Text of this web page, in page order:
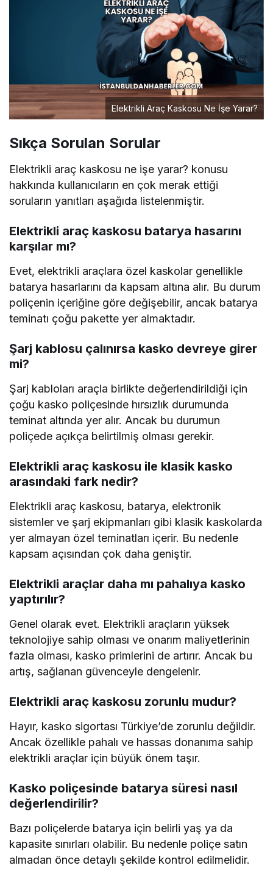
Elektrikli Araç Kaskosu Ne İşe Yarar?
Sıkça Sorulan Sorular
Elektrikli araç kaskosu ne işe yarar? konusu
hakkında kullanıcıların en çok merak ettiği
soruların yanıtları aşağıda listelenmiştir.
Elektrikli araç kaskosu batarya hasarını
karşılar mı?
Evet, elektrikli araçlara özel kaskolar genellikle
batarya hasarlarını da kapsam altına alır. Bu durum
poliçenin içeriğine göre değişebilir, ancak batarya
teminatı çoğu pakette yer almaktadır.
Şarj kablosu çalınırsa kasko devreye girer
mi?
Şarj kabloları araçla birlikte değerlendirildiği için
çoğu kasko poliçesinde hırsızlık durumunda
teminat altında yer alır. Ancak bu durumun
poliçede açıkça belirtilmiş olması gerekir.
Elektrikli araç kaskosu ile klasik kasko
arasındaki fark nedir?
Elektrikli araç kaskosu, batarya, elektronik
sistemler ve şarj ekipmanları gibi klasik kaskolarda
yer almayan özel teminatları içerir. Bu nedenle
kapsam açısından çok daha geniştir.
Elektrikli araçlar daha mı pahalıya kasko
yaptırılır?
Genel olarak evet. Elektrikli araçların yüksek
teknolojiye sahip olması ve onarım maliyetlerinin
fazla olması, kasko primlerini de artırır. Ancak bu
artış, sağlanan güvenceyle dengelenir.
Elektrikli araç kaskosu zorunlu mudur?
Hayır, kasko sigortası Türkiye’de zorunlu değildir.
Ancak özellikle pahalı ve hassas donanıma sahip
elektrikli araçlar için büyük önem taşır.
Kasko poliçesinde batarya süresi nasıl
değerlendirilir?
Bazı poliçelerde batarya için belirli yaş ya da
kapasite sınırları olabilir. Bu nedenle poliçe satın
almadan önce detaylı şekilde kontrol edilmelidir.